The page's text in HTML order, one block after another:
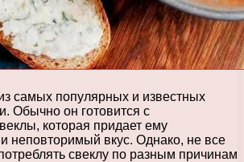
самых популярных и известных
Обычно он готовится с
которая придает ему
неповторимый вкус. Однако, не все
свеклу по разным причинам